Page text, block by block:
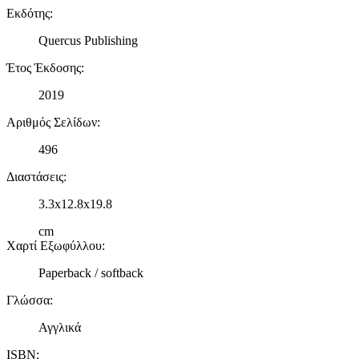
Εκδότης:
Quercus Publishing
Έτος Έκδοσης:
2019
Αριθμός Σελίδων:
496
Διαστάσεις:
3.3x12.8x19.8
cm
Χαρτί Εξωφύλλου:
Paperback / softback
Γλώσσα:
Αγγλικά
ISBN: